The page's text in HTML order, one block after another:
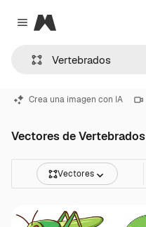
Close menu
Magnific
Crea una imagen con IA
Vectores de Vertebrados
Vectores